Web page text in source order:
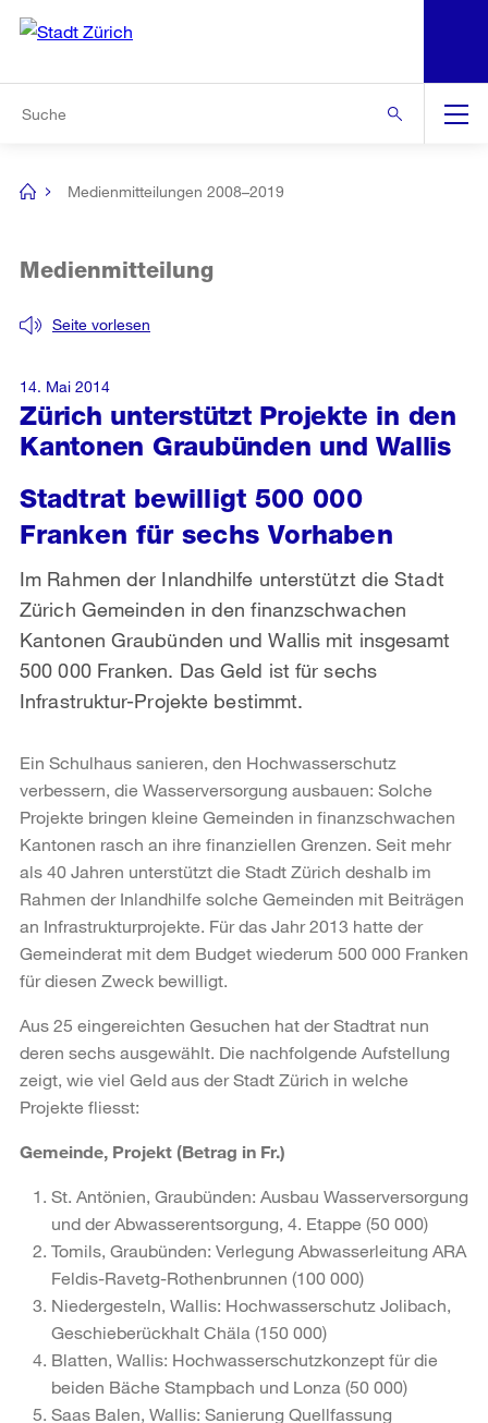
Navigation
[no
Medienmitteilungen 2008–2019
Zürich unterstützt Projekte in den
Kantonen Graubünden und Wallis
Seite vorlesen
Medienmitteilung
Stadtrat bewilligt 500 000
Franken für sechs Vorhaben
Im Rahmen der Inlandhilfe unterstützt die Stadt
Zürich Gemeinden in den finanzschwachen
Kantonen Graubünden und Wallis mit insgesamt
500 000 Franken. Das Geld ist für sechs
Infrastruktur-Projekte bestimmt.
14. Mai 2014
Ein Schulhaus sanieren, den Hochwasserschutz
verbessern, die Wasserversorgung ausbauen: Solche
Projekte bringen kleine Gemeinden in finanzschwachen
Kantonen rasch an ihre finanziellen Grenzen. Seit mehr
als 40 Jahren unterstützt die Stadt Zürich deshalb im
Rahmen der Inlandhilfe solche Gemeinden mit Beiträgen
an Infrastrukturprojekte. Für das Jahr 2013 hatte der
Gemeinderat mit dem Budget wiederum 500 000 Franken
für diesen Zweck bewilligt.
Aus 25 eingereichten Gesuchen hat der Stadtrat nun
deren sechs ausgewählt. Die nachfolgende Aufstellung
zeigt, wie viel Geld aus der Stadt Zürich in welche
Projekte fliesst:
Gemeinde, Projekt (Betrag in Fr.)
St. Antönien, Graubünden: Ausbau Wasserversorgung
und der Abwasserentsorgung, 4. Etappe (50 000)
Tomils, Graubünden: Verlegung Abwasserleitung ARA
Feldis-Ravetg-Rothenbrunnen (100 000)
Niedergesteln, Wallis: Hochwasserschutz Jolibach,
Geschieberückhalt Chäla (150 000)
Blatten, Wallis: Hochwasserschutzkonzept für die
beiden Bäche Stampbach und Lonza (50 000)
Saas Balen, Wallis: Sanierung Quellfassung